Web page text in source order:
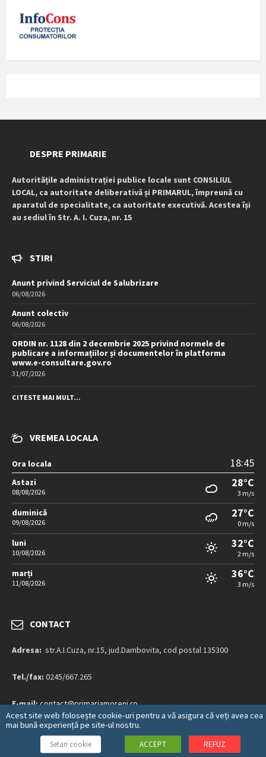
DESPRE PRIMARIE
Autoritățile administrației publice locale sunt CONSILIUL
LOCAL, ca autoritate deliberativă și PRIMARUL, împreună cu
aparatul de specialitate, ca autoritate executivă. Acestea își
au sediul în Str. A. I. Cuza, nr. 15
STIRI
Anunt privind Serviciul de Salubrizare
06/08/2026
Anunt colectiv
06/08/2026
ORDIN nr. 1128 din 2 decembrie 2025 privind normele de
publicare a informațiilor și documentelor în platforma
www.e-consultare.gov.ro
31/07/2026
CITESTE MAI MULT...
VREMEA LOCALA
Ora locala 18:45
Astazi
08/08/2026
28°C
3 m/s
duminică
09/08/2026
27°C
0 m/s
luni
10/08/2026
32°C
2 m/s
marți
11/08/2026
36°C
3 m/s
CONTACT
Adresa: str.A.I.Cuza, nr.15, jud.Dambovita, cod postal 135300
Tel./fax: 0245/667.265
E-mail:contact@primariamoreni.ro
Mai multe detalii…
Acest site web folosește cookie-uri pentru a vă asigura că veți avea cea
mai bună experiență pe site-ul nostru.
Setari cookie ACCEPT REFUZ